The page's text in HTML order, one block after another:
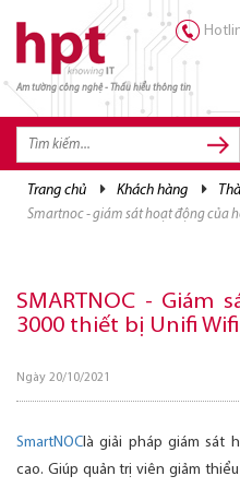
Am tường công nghệ - Thấu hiểu thông tin
trang chủ khách hàng
smartnoc - giám sát hoạt động của
SMARTNOC - Giám
3000 thiết bị Unifi Wifi
Ngày 20/10/2021
SmartNOClà giải pháp giám sát
cao. Giúp quản trị viên giảm
TRANG CHỦ
TRANG CHỦ
GIẢI PHÁP
TRI THỨC